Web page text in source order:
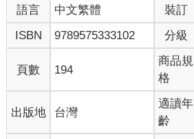
語言 中文繁體
裝訂
ISBN
9789575333102 分級
頁數 194
商品規
格
出版地 台灣
適讀年
齡